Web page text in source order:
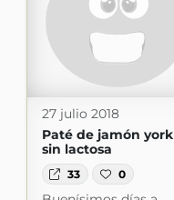
27 julio 2018
Paté de jamón york
sin lactosa
33 0